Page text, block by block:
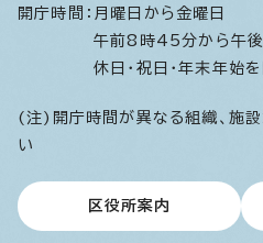
開庁時間： 月曜日から金曜日
午前8時45分から午
休日・祝日・年末年始を
(注)開庁時間が異なる組織、施
い
区役所案内